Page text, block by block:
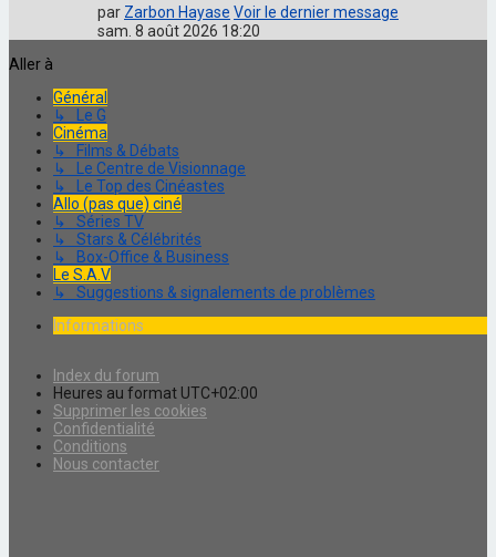
par Zarbon Hayase Voir le dernier message
sam. 8 août 2026 18:20
Aller à
Général
↳ Le G
Cinéma
↳ Films & Débats
↳ Le Centre de Visionnage
↳ Le Top des Cinéastes
Allo (pas que) ciné
↳ Séries TV
↳ Stars & Célébrités
↳ Box-Office & Business
Le S.A.V
↳ Suggestions & signalements de problèmes
Informations
Index du forum
Heures au format UTC+02:00
Supprimer les cookies
Confidentialité
Conditions
Nous contacter